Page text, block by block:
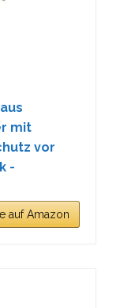
mit
vor
-
auf Amazon